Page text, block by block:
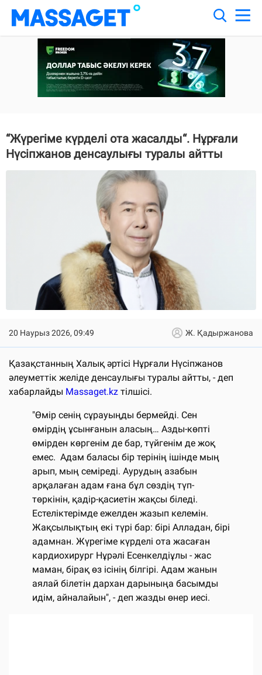
“Жүрегіме күрделі ота жасалды“. Нұрғали
Нүсіпжанов денсаулығы туралы айтты
20 Наурыз 2026, 09:49 Ж. Қадыржанова
Қазақстанның Халық әртісі Нұрғали Нүсіпжанов
әлеуметтік желіде денсаулығы туралы айтты, - деп
хабарлайды Massaget.kz тілшісі.
"Өмір сенің сұрауыңды бермейді. Сен
өмірдің ұсынғанын аласың… Азды-көпті
өмірден көргенім де бар, түйгенім де жоқ
емес. Адам баласы бір терінің ішінде мың
арып, мың семіреді. Аурудың азабын
арқалаған адам ғана бұл сөздің түп-
төркінін, қадір-қасиетін жақсы біледі.
Естеліктерімде ежелден жазып келемін.
Жақсылықтың екі түрі бар: бірі Алладан, бірі
адамнан. Жүрегіме күрделі ота жасаған
кардиохирург Нұрәлі Есенкелдіұлы - жас
маман, бірақ өз ісінің білгірі. Адам жанын
аялай білетін дархан дарыныңа басымды
идім, айналайын", - деп жазды өнер иесі.